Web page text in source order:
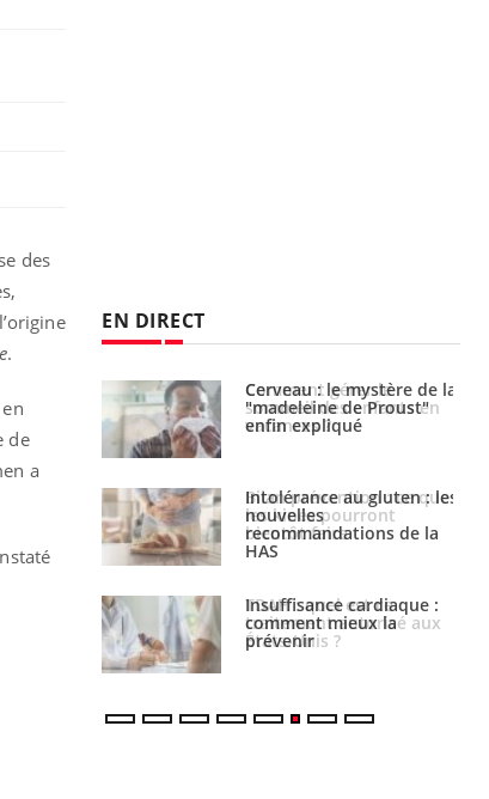
des
.
de
a
EN DIRECT
en
Cerveau : le mystère de la
"madeleine de Proust"
enfin expliqué
Intolérance au gluten : les
nouvelles
recommandations de la
HAS
Insuffisance cardiaque :
comment mieux la
prévenir